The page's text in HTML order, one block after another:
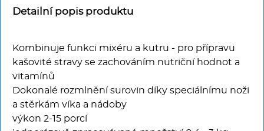
BAZAR
Detailní popis produktu
Kombinuje funkci mixéru a kutru - pro přípravu
kašovité stravy se zachováním nutriční hodnot a
vitamínů
Dokonalé rozmlnění surovin díky speciálnímu noži
a stěrkám víka a nádoby
výkon 2-15 porcí